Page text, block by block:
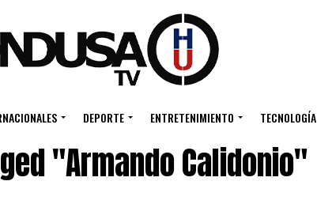
DEPORTE ENTRETENIMIENTO TECNOLOGÍA
"Armando Calidonio"